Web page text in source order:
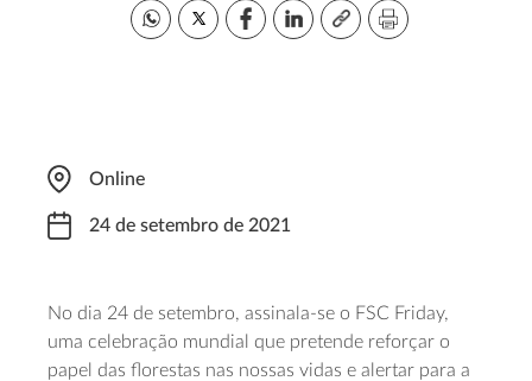
Online
24 de setembro de 2021
No dia 24 de setembro, assinala-se o FSC Friday,
uma celebração mundial que pretende reforçar o
papel das florestas nas nossas vidas e alertar para a